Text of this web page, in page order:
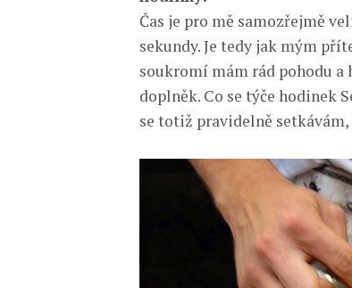
Čas je pro mě samozřejmě
sekundy. Je tedy jak mým
soukromí mám rád pohodu a
doplněk. Co se týče hodinek
se totiž pravidelně